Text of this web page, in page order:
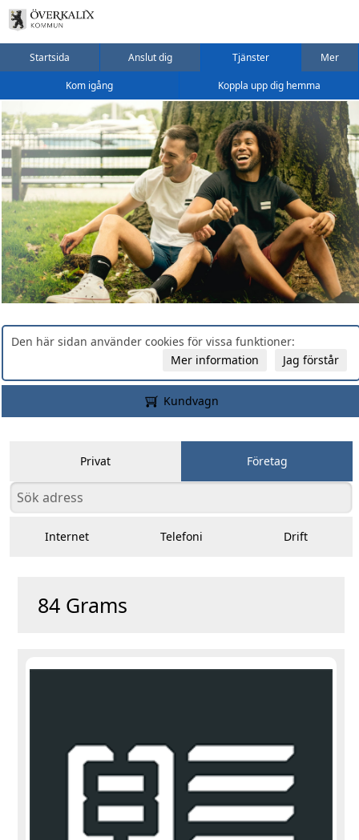
Startsida Anslut dig Tjänster Mer
Kom igång Koppla upp dig hemma
Den här sidan använder cookies för vissa funktioner:
Jag förstår
Mer information
Kundvagn
Privat Företag
Internet Telefoni Drift
84 Grams